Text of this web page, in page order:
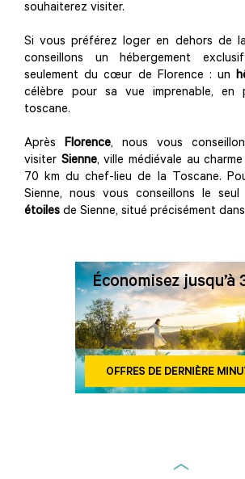
souhaiterez visiter.
Si vous préférez loger en dehors de
conseillons un hébergement
seulement du cœur de Florence : un
célèbre pour sa vue imprenable, en
toscane.
Après Florence, nous vous
visiter Sienne, ville médiévale au
70 km du chef-lieu de la Toscane.
Sienne, nous vous conseillons le seul
étoiles de Sienne, situé précisément